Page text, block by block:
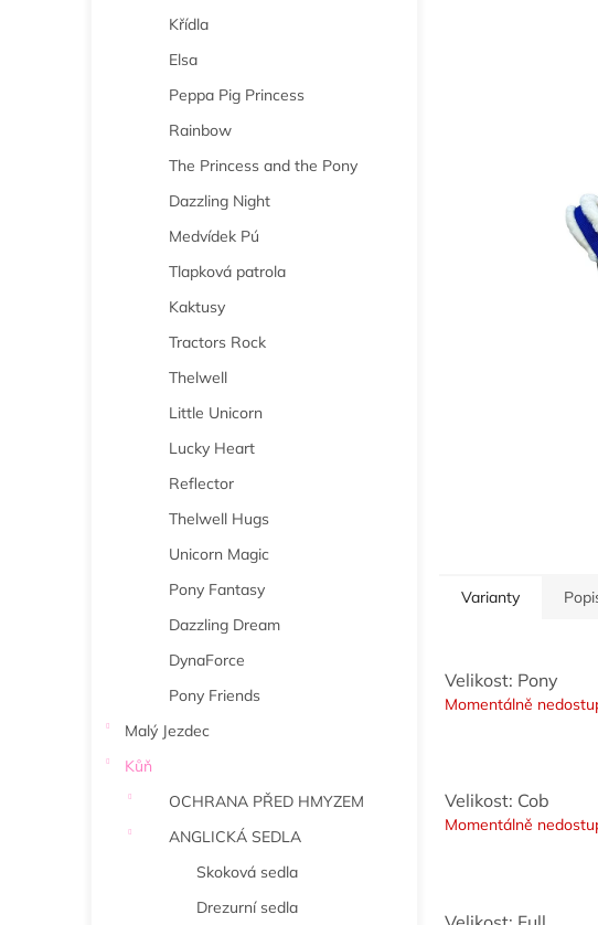
Křídla
Elsa
Peppa Pig Princess
Rainbow
The Princess and the Pony
Dazzling Night
Medvídek Pú
Tlapková patrola
Kaktusy
Tractors Rock
Thelwell
Little Unicorn
Lucky Heart
Reflector
Thelwell Hugs
Unicorn Magic
Pony Fantasy
Dazzling Dream
DynaForce
Pony Friends
Malý Jezdec
Kůň
OCHRANA PŘED HMYZEM
ANGLICKÁ SEDLA
Skoková sedla
Drezurní sedla
Varianty
Velikost: Pony
Momentálně
Velikost: Cob
Momentálně